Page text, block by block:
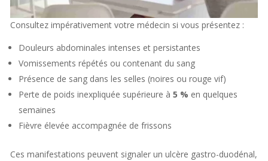
Consultez impérativement votre médecin si vous présentez :
Douleurs abdominales intenses et persistantes
Vomissements répétés ou contenant du sang
Présence de sang dans les selles (noires ou rouge vif)
Perte de poids inexpliquée supérieure à 5 % en quelques
semaines
Fièvre élevée accompagnée de frissons
Ces manifestations peuvent signaler un ulcère gastro-duodénal,